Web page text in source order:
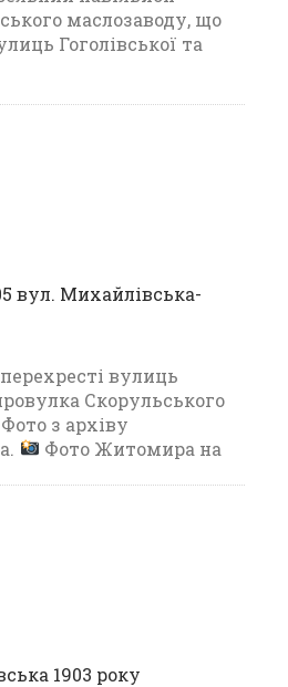
маслозаводу, що
Гоголівської та
вул. Михайлівська-
вулиць
Скорульського
з архіву
Фото Житомира на
1903 року